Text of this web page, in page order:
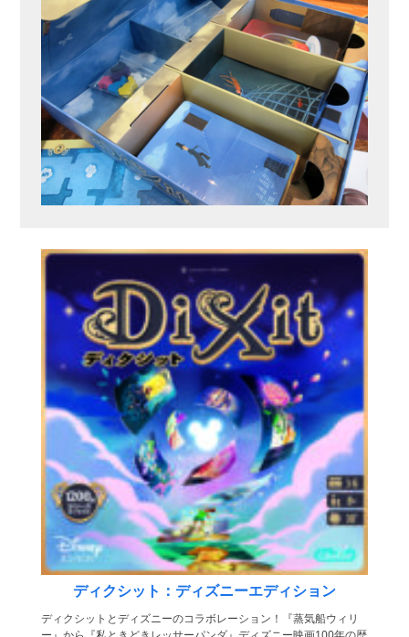
ディクシット：ディズニーエディション
ディクシットとディズニーのコラボレーション！『蒸気船ウィリ